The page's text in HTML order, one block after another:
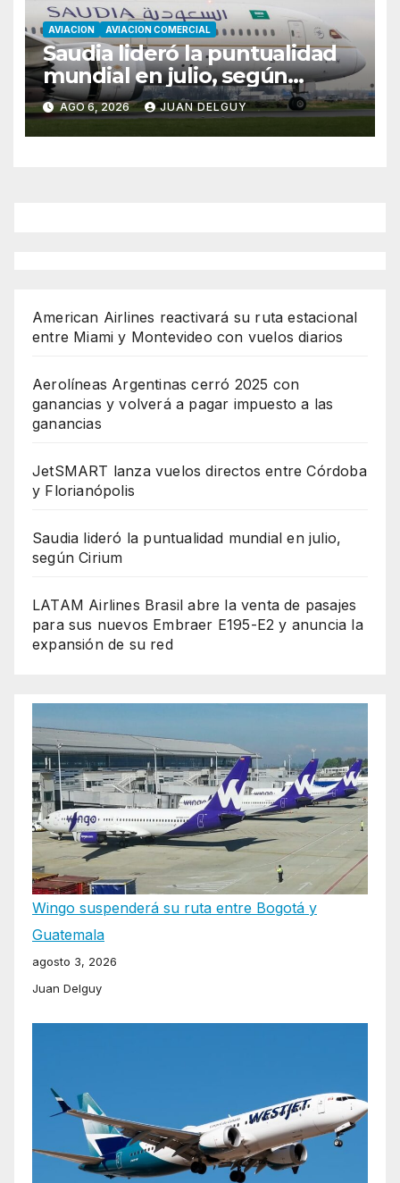
AVIACION AVIACION COMERCIAL
Saudia lideró la puntualidad
mundial en julio, según
Cirium
AGO 6, 2026 JUAN DELGUY
American Airlines reactivará su ruta estacional
entre Miami y Montevideo con vuelos diarios
Aerolíneas Argentinas cerró 2025 con
ganancias y volverá a pagar impuesto a las
ganancias
JetSMART lanza vuelos directos entre Córdoba
y Florianópolis
Saudia lideró la puntualidad mundial en julio,
según Cirium
LATAM Airlines Brasil abre la venta de pasajes
para sus nuevos Embraer E195-E2 y anuncia la
expansión de su red
Wingo suspenderá su ruta entre Bogotá y
Guatemala
agosto 3, 2026
Juan Delguy